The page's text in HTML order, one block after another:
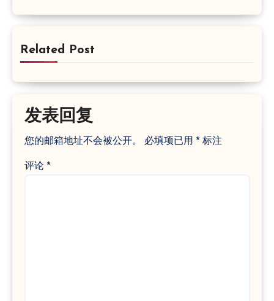
Related Post
发表回复
您的邮箱地址不会被公开。 必填项已用 *标注
评论 *